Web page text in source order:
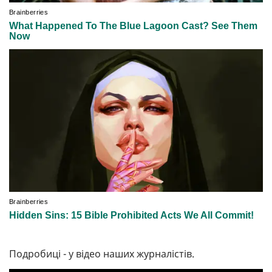
Подробиці - у відео наших журналістів.